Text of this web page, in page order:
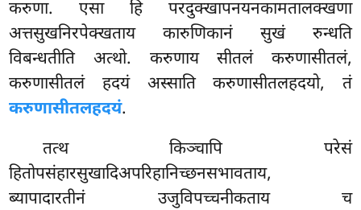
करुणा. एसा हि परदुक्खापनयनकामतालक्खणा
अत्तसुखनिरपेक्खताय कारुणिकानं सुखं रुन्धति
विबन्धतीति अत्थो. करुणाय सीतलं करुणासीतलं,
करुणासीतलं हदयं अस्साति करुणासीतलहदयो, तं
करुणासीतलहदयं.
तत्थ किञ्चापि परेसं
हितोपसंहारसुखादिअपरिहानिच्छनसभावताय,
ब्यापादारतीनं उजुविपच्चनीकताय च